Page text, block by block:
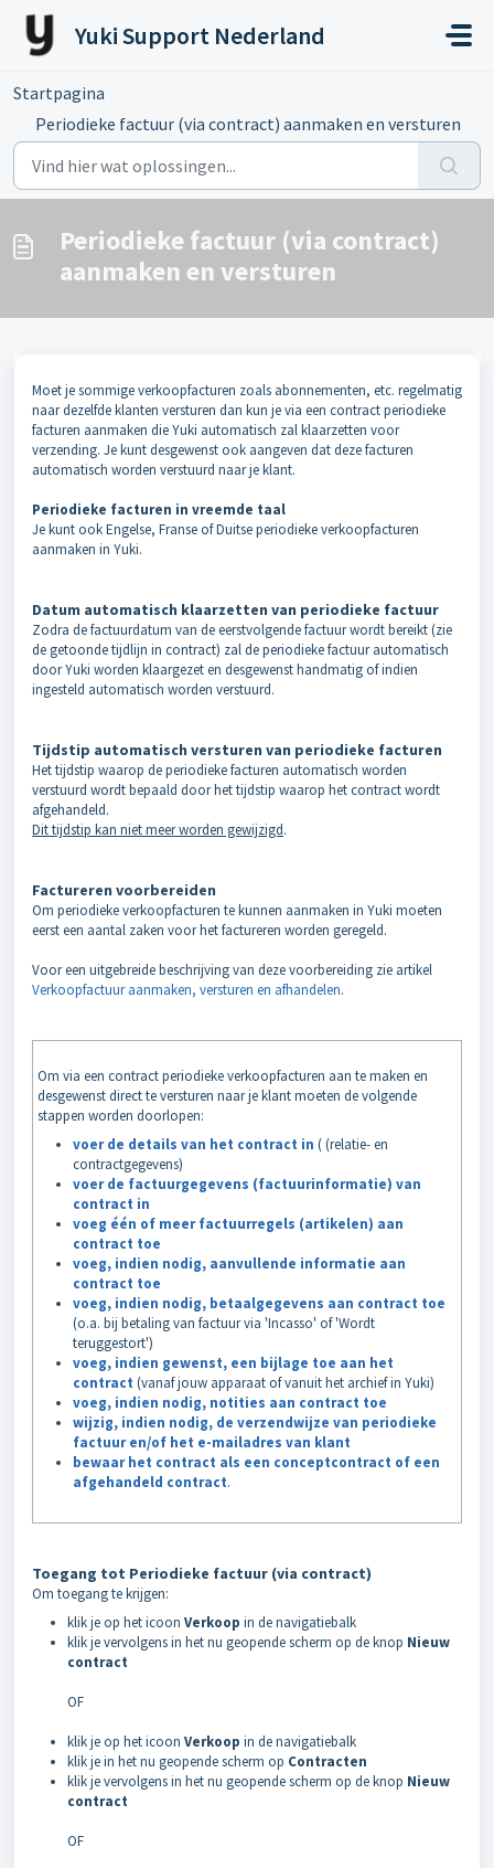
Doorgaan naar hoofdinhoud
Yuki Support Nederland
Startpagina
Periodieke factuur (via contract) aanmaken en versturen
Periodieke factuur (via contract)
aanmaken en versturen
Moet je sommige verkoopfacturen zoals abonnementen, etc. regelmatig
naar dezelfde klanten versturen dan kun je via een contract periodieke
facturen aanmaken die Yuki automatisch zal klaarzetten voor
verzending. Je kunt desgewenst ook aangeven dat deze facturen
automatisch worden verstuurd naar je klant.
Periodieke facturen in vreemde taal
Je kunt ook Engelse, Franse of Duitse periodieke verkoopfacturen
aanmaken in Yuki.
Datum automatisch klaarzetten van periodieke factuur
Zodra defactuurdatum van de eerstvolgende factuur wordt bereikt (zie
de getoonde tijdlijn in contract) zal de periodieke factuur automatisch
door Yuki worden klaargezet en desgewenst handmatig of indien
ingesteld automatisch worden verstuurd.
Tijdstip automatisch versturen van periodieke facturen
Het tijdstip waarop de periodieke facturen automatisch worden
verstuurd wordt bepaald door het tijdstip waarop het contract wordt
afgehandeld.
Dit tijdstip kan niet meer worden gewijzigd.
Factureren voorbereiden
Om periodieke verkoopfacturen te kunnen aanmaken in Yuki moeten
eerst een aantal zaken voor het factureren worden geregeld.
Voor een uitgebreide beschrijving van deze voorbereiding zie artikel
Verkoopfactuur aanmaken, versturen en afhandelen.
Om via een contract periodieke verkoopfacturen aan te maken en
desgewenst direct te versturen naar je klant moeten de volgende
stappen worden doorlopen:
voer de details van het contract in ( (relatie- en
contractgegevens)
voer de factuurgegevens (factuurinformatie) van
contract in
voeg één of meer factuurregels (artikelen) aan
contract toe
voeg, indien nodig, aanvullende informatie aan
contract toe
voeg, indien nodig, betaalgegevens aan contract toe
(o.a. bij betaling van factuur via 'Incasso' of 'Wordt
teruggestort')
voeg, indien gewenst, een bijlage toe aan het
contract (vanaf jouw apparaat of vanuit het archief in Yuki)
voeg, indien nodig, notities aan contract toe
wijzig, indien nodig, de verzendwijze van periodieke
factuur en/of het e-mailadres van klant
bewaar het contract als een conceptcontract of een
afgehandeld contract.
Toegang tot Periodieke factuur (via contract)
Om toegang te krijgen:
klik je op het icoon Verkoop in de navigatiebalk
klik je vervolgens in het nu geopende scherm op de knop Nieuw
contract
OF
klik je op het icoon Verkoop in de navigatiebalk
klik je in het nu geopende scherm op Contracten
klik je vervolgens in het nu geopende scherm op de knop Nieuw
contract
OF